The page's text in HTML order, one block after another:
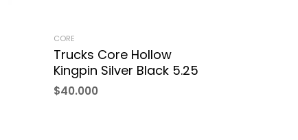
CORE
Trucks Core Hollow
Kingpin Silver Black 5.25
$40.000